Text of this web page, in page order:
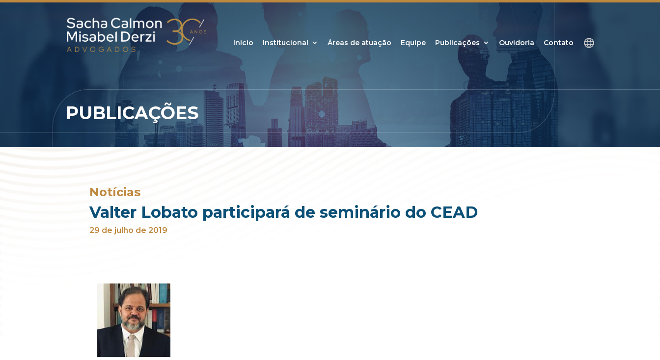
Início Institucional Áreas de atuação Equipe Publicações Ouvidoria Contato
PUBLICAÇÕES
Notícias
Valter Lobato participará de seminário do CEAD
29 de julho de 2019